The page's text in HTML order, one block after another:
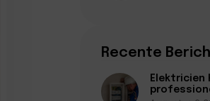
Recente
Elektricien